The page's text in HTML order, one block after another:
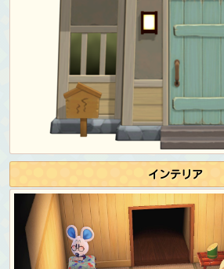
サンクスギビング (chef):
コックさ
コックさんのぼうし
クリスマス:
サンタのぼうし
カウントダウン:
パーティーワンピ (
誕生日＆ジューンブライドのフォトシュ
ワンピ (ブルー)& はでなかみかざり (
ハッピーホームパラダイスDLC専用の服
学校のための学生として:
ネクタイの
ビー)
チェックの
トブラウン)&
まるめがね (ブラック)
レストランのレジ係/従業員として:
ラック)
レストランのシェフ/見習いとして:
ルー)
インテリア